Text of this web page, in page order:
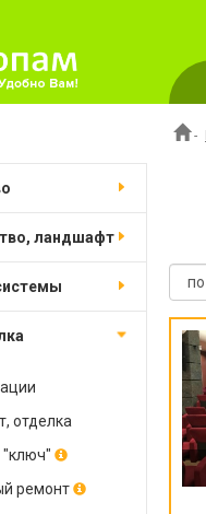
ландшафт
отделка
"ключ"
ремонт
-